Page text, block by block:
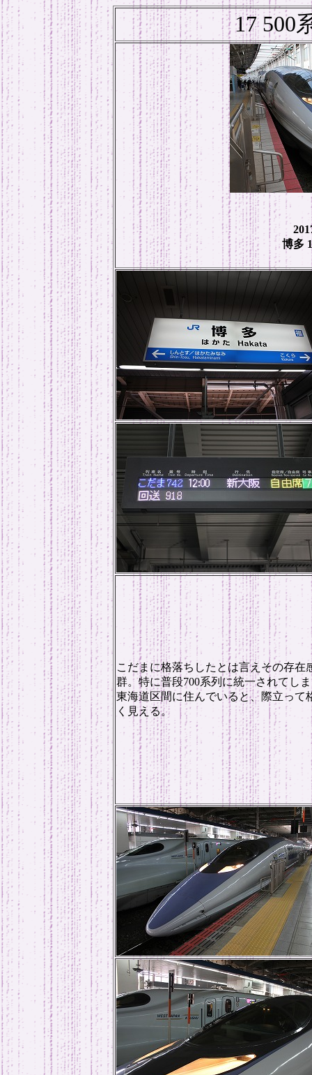
17 500
博多
こだまに格落ちしたとは言えその存在
群。特に普段700系列に統一されてし
東海道区間に住んでいると、際立って
く見える。